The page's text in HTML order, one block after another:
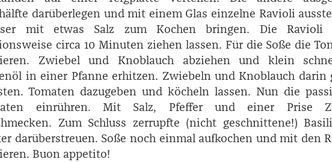
darüberlegen und mit einem Glas einzelne Ravioli
mit etwas Salz zum Kochen bringen. Die Ravioli
circa 10 Minuten ziehen lassen. Für die Soße die
Zwiebel und Knoblauch abziehen und klein
in einer Pfanne erhitzen. Zwiebeln und Knoblauch darin
Tomaten dazugeben und köcheln lassen. Nun die
einrühren. Mit Salz, Pfeffer und einer Prise
Zum Schluss zerrupfte (nicht geschnittene!)
darüberstreuen. Soße noch einmal aufkochen und mit den
Buon appetito!